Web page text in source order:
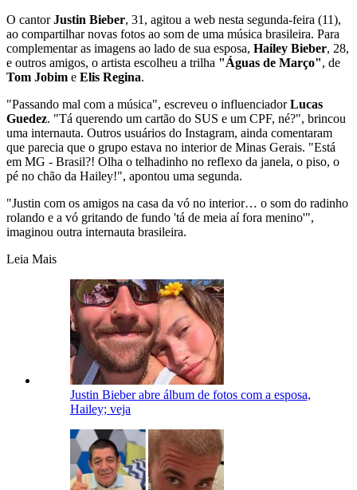
O cantorJustin Bieber, 31, agitou a web nesta segunda-feira (11),
ao compartilhar novas fotos ao som de uma música brasileira. Para
complementar as imagens ao lado de sua esposa, Hailey Bieber, 28,
e outros amigos, o artista escolheu a trilha "Águas de Março", de
Tom Jobim e Elis Regina.
"Passando mal com a música", escreveu o influenciadorLucas
Guedez. "Tá querendo um cartão do SUS e um CPF, né?", brincou
uma internauta. Outros usuários do Instagram, ainda comentaram
que parecia que o grupo estava no interior de Minas Gerais. "Está
em MG - Brasil?! Olha o telhadinho no reflexo da janela, o piso, o
pé no chão da Hailey!", apontou uma segunda.
"Justin com os amigos na casa da vó no interior… o som do radinho
rolando e a vó gritando de fundo 'tá de meia aí fora menino'",
imaginou outra internauta brasileira.
Leia Mais
Justin Bieber abre álbum de fotos com a esposa,
Hailey; veja